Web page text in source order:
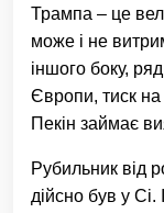
Трампа – це
може і не
іншого боку,
Європи, тиск на
Пекін займає
Рубильник від
дійсно був у Сі.